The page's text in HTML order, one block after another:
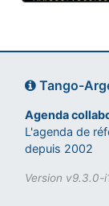
Tango-
Agenda
L'agenda de
depuis 2002
Version v9.3.0-